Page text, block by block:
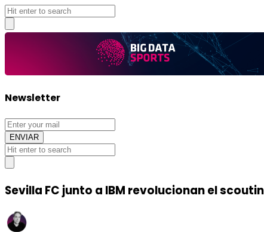
Big
Data
Sports
Newsletter
Sevilla FC junto a IBM revolucionan el